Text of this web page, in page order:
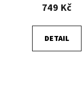
749 Kč
DETAIL